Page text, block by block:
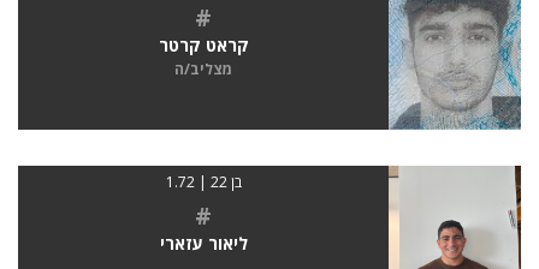
#
קראט קרטר
מצליב/ה
בן 22 | 1.72
#
ליאור עזארי